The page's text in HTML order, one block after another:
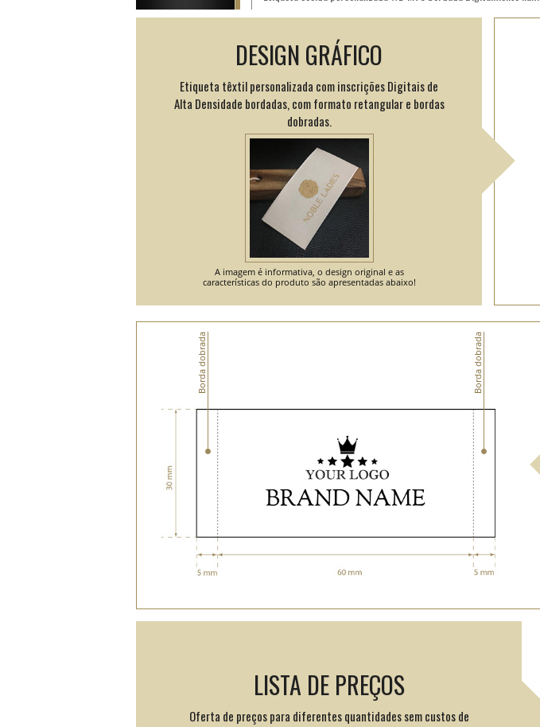
DESIGN GRÁFICO
Etiqueta têxtil personalizada com inscrições Digitais de
Alta Densidade bordadas, com formato retangular e bordas
dobradas.
A imagem é informativa, o design original e as
características do produto são apresentadas abaixo!
Borda dobrada Borda dobrada
LISTA DE PREÇOS
Oferta de preços para diferentes quantidades sem custos de